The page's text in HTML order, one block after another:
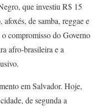
que investiu R$ 15
de samba, reggae e
compromisso do Governo
afro-brasileira e a
em Salvador. Hoje,
de segunda a